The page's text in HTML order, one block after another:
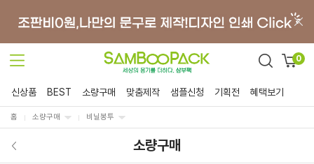
0
신상품 BEST 소량구매 맞춤제작 샘플신청 기획전 혜택보기
홈 소량구매 비닐봉투
소량구매